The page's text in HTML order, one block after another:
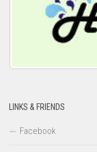
LINKS & FRIENDS
Facebook